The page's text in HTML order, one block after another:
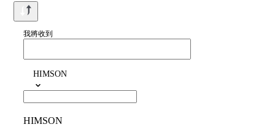
我將收到
HIMSON
HIMSON